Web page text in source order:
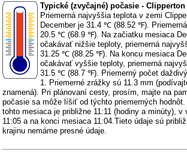
Typické (zvyčajné) počasie -
Priemerná najvyššia teplota v zemi
December je 31.4 ℃ (88.52 ℉).
20.5 ℃ (68.9 ℉). Na začiatku mesiaca
očakávať nižšie teploty, priemerná
31.25 ℃ (88.25 ℉). Na koncu mesiaca
očakávať vyššie teploty, priemerná
31.5 ℃ (88.7 ℉). Priemerný počet
1. Priemerné zrážky sú 11.3 mm (
znamená). Pri plánovaní cesty, prosím, majte na
počasie sa môže líšiť od týchto priemerných
tohto mesiaca je približne 11:11 (hodiny a minúty), v
11:05 a na konci mesiaca 11:04.Tieto údaje sú
krajinu nemáme presné údaje.